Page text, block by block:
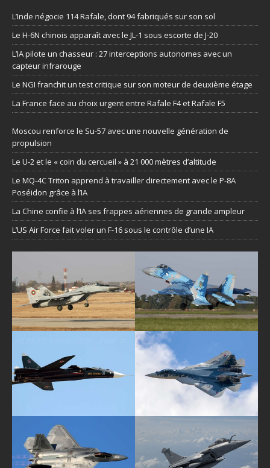
L’Inde négocie 114 Rafale, dont 94 fabriqués sur son sol
Le H-6N chinois apparaît avec le JL-1 sous escorte de J-20
L’IA pilote un chasseur : 27 interceptions autonomes avec un
capteur infrarouge
Le NGI franchit un test critique sur son moteur de deuxième étage
La France face au choix urgent entre Rafale F4 et Rafale F5
Moscou renforce le Su-57 avec une nouvelle génération de
propulsion
Le U-2 et le « coin du cercueil » à 21 000 mètres d’altitude
Le MQ-4C Triton apprend à travailler directement avec le P-8A
Poséidon grâce à l’IA
La Chine confie à l’IA ses frappes aériennes de grande ampleur
L’US Air Force fait voler un F-16 sous le contrôle d’une IA